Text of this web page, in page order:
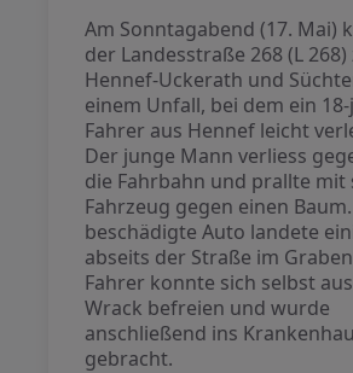
Am Sonntagabend (17. Mai)
der Landesstraße 268 (L
Hennef-Uckerath und
einem Unfall, bei dem ein
Fahrer aus Hennef leicht
Der junge Mann verliess
die Fahrbahn und prallte mit
Fahrzeug gegen einen
beschädigte Auto landete
abseits der Straße im
Fahrer konnte sich selbst
Wrack befreien und wurde
anschließend ins
gebracht.